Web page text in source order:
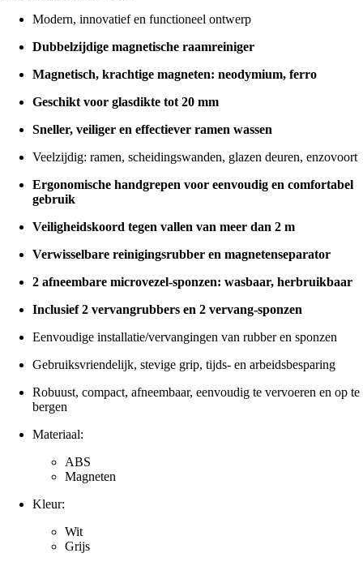
Modern, innovatief en functioneel ontwerp
Dubbelzijdige magnetische raamreiniger
Magnetisch, krachtige magneten: neodymium, ferro
Geschikt voor glasdikte tot 20 mm
Sneller, veiliger en effectiever ramen wassen
Veelzijdig: ramen, scheidingswanden, glazen deuren, enzovoort
Ergonomische handgrepen voor eenvoudig en comfortabel
gebruik
Veiligheidskoord tegen vallen van meer dan 2 m
Verwisselbare reinigingsrubber en magnetenseparator
2 afneembare microvezel-sponzen: wasbaar, herbruikbaar
Inclusief 2 vervangrubbers en 2 vervang-sponzen
Eenvoudige installatie/vervangingen van rubber en sponzen
Gebruiksvriendelijk, stevige grip, tijds- en arbeidsbesparing
Robuust, compact, afneembaar, eenvoudig te vervoeren en op te
bergen
Materiaal:
ABS
Magneten
Kleur:
Wit
Grijs